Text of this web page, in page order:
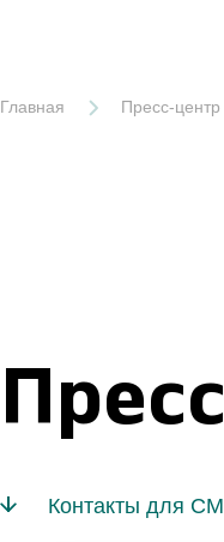
Главная Пресс-центр
Контакты для